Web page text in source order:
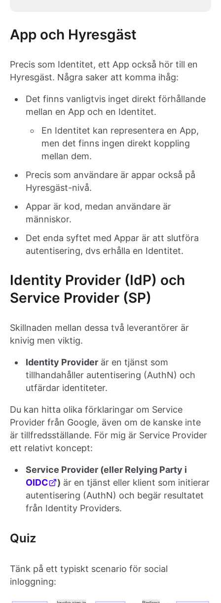
App och Hyresgäst
Precis som Identitet, ett App också hör till en
Hyresgäst. Några saker att komma ihåg:
Det finns vanligtvis inget direkt förhållande
mellan en App och en Identitet.
En Identitet kan representera en App,
men det finns ingen direkt koppling
mellan dem.
Precis som användare är appar också på
Hyresgäst-nivå.
Appar är kod, medan användare är
människor.
Det enda syftet med Appar är att slutföra
autentisering, dvs erhålla en Identitet.
Identity Provider (IdP) och
Service Provider (SP)
Skillnaden mellan dessa två leverantörer är
knivig men viktig.
Identity Provider är en tjänst som
tillhandahåller autentisering (AuthN) och
utfärdar identiteter.
Du kan hitta olika förklaringar om Service
Provider från Google, även om de kanske inte
är tillfredsställande. För mig är Service Provider
ett relativt koncept:
Service Provider (eller Relying Party i
OIDC
) är en tjänst eller klient som initierar
autentisering (AuthN) och begär resultatet
från Identity Providers.
Quiz
Tänk på ett typiskt scenario för social
inloggning: